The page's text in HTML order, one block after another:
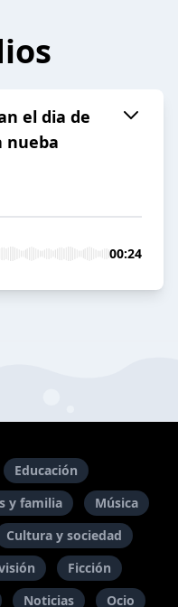
el dia de
nueba
00:24
Educación
y familia
Música
Cultura y sociedad
Ficción
Noticias Ocio